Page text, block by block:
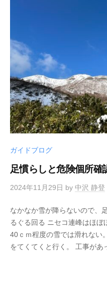
ガイドブログ
足慣らしと危険個所確
2024年11月29日 by 中沢 静登
なかなか雪が降らないので、
るぐる回る ニセコ連峰はほ
40ｃｍ程度の雪では滑れない
をてくてくと行く。 工事があ